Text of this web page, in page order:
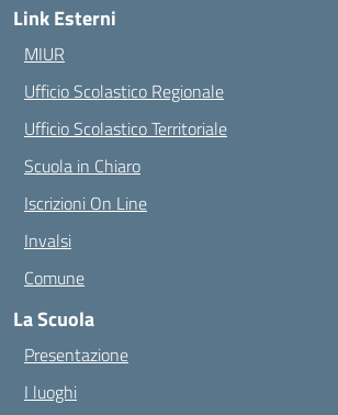
Link Esterni
MIUR
Ufficio Scolastico Regionale
Ufficio Scolastico Territoriale
Scuola in Chiaro
Iscrizioni On Line
Invalsi
Comune
La Scuola
Presentazione
I luoghi